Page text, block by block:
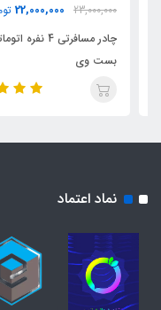
23,000,000
22,000,000 تومان
چادر مسافرتی 4 نفره اتوماتیک
بست وی
نماد اعتماد